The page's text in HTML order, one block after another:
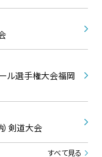
ル選手権大会福岡
剣道大会
すべて見る